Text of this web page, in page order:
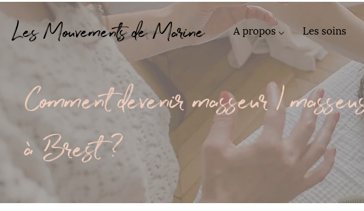
Les Mouvements de Marine A propos ⌵ Les soins
Comment devenir masseur /
à Brest ?